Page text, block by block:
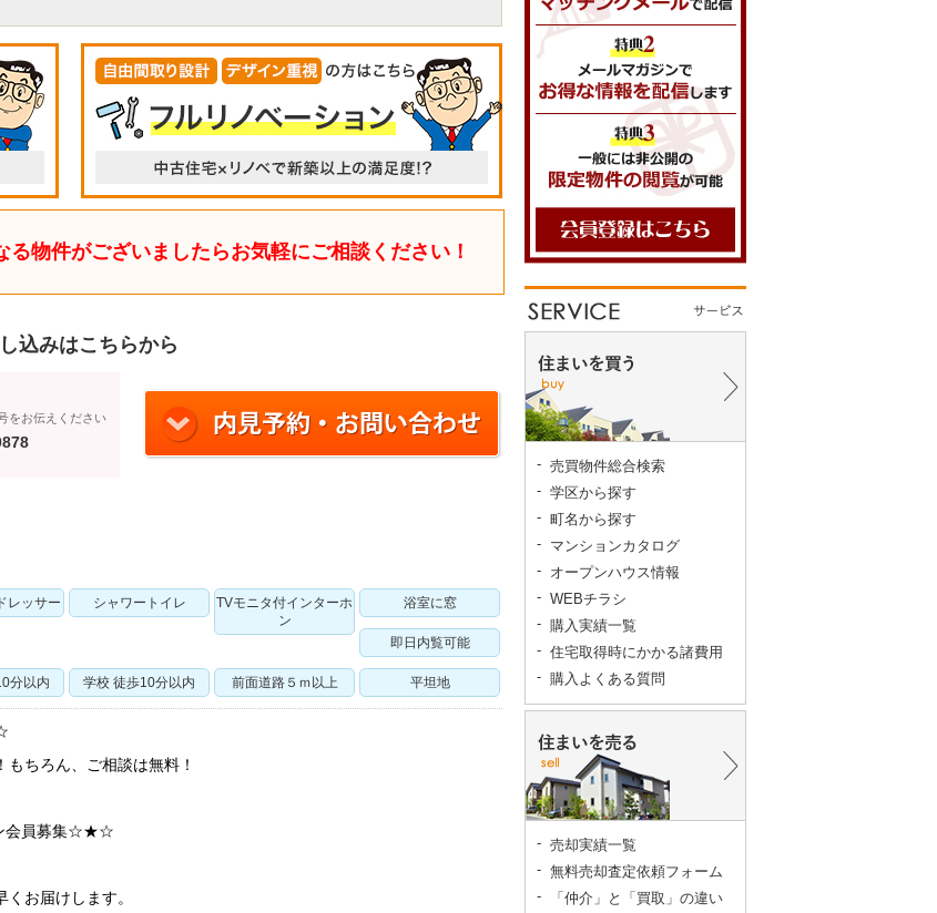
物件がございましたらお気軽にご相談ください！
込みはこちらから
をお伝えください
レッサー シャワートイレ
TVモニタ付インターホ
ン
浴室に窓
即日内覧可能
分以内 学校 徒歩10分以内 前面道路５ｍ以上 平坦地
ちろん、ご相談は無料！
会員募集☆★☆
お届けします。
売買物件総合検索
学区から探す
町名から探す
マンションカタログ
オープンハウス情報
WEBチラシ
購入実績一覧
住宅取得時にかかる諸費用
購入よくある質問
売却実績一覧
無料売却査定依頼フォーム
「仲介」と「買取」の違い